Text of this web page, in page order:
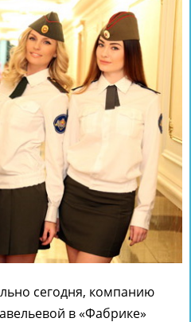
сегодня, компанию
в «Фабрике»